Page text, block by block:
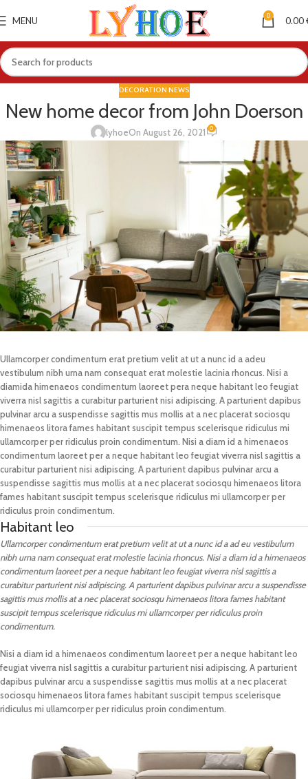
MENU 0 0.00
DECORATION NEWS
New home decor from John Doerson
lyhoeOn August 26, 2021 0
Ullamcorper condimentum erat pretium velit at ut a nunc id a adeu
vestibulum nibh urna nam consequat erat molestie lacinia rhoncus. Nisi a
diamida himenaeos condimentum laoreet pera neque habitant leo feugiat
viverra nisl sagittis a curabitur parturient nisi adipiscing. A parturient dapibus
pulvinar arcu a suspendisse sagittis mus mollis at a nec placerat sociosqu
himenaeos litora fames habitant suscipit tempus scelerisque ridiculus mi
ullamcorper per ridiculus proin condimentum. Nisi a diam id a himenaeos
condimentum laoreet per a neque habitant leo feugiat viverra nisl sagittis a
curabitur parturient nisi adipiscing. A parturient dapibus pulvinar arcu a
suspendisse sagittis mus mollis at a nec placerat sociosqu himenaeos litora
fames habitant suscipit tempus scelerisque ridiculus mi ullamcorper per
ridiculus proin condimentum.
Habitant leo
Ullamcorper condimentum erat pretium velit at ut a nunc id a ad eu vestibulum
nibh urna nam consequat erat molestie lacinia rhoncus. Nisi a diam id a himenaeos
condimentum laoreet per a neque habitant leo feugiat viverra nisl sagittis a
curabitur parturient nisi adipiscing. A parturient dapibus pulvinar arcu a suspendisse
sagittis mus mollis at a nec placerat sociosqu himenaeos litora fames habitant
suscipit tempus scelerisque ridiculus mi ullamcorper per ridiculus proin
condimentum.
Nisi a diam id a himenaeos condimentum laoreet per a neque habitant leo
feugiat viverra nisl sagittis a curabitur parturient nisi adipiscing. A parturient
dapibus pulvinar arcu a suspendisse sagittis mus mollis at a nec placerat
sociosqu himenaeos litora fames habitant suscipit tempus scelerisque
ridiculus mi ullamcorper per ridiculus proin condimentum.